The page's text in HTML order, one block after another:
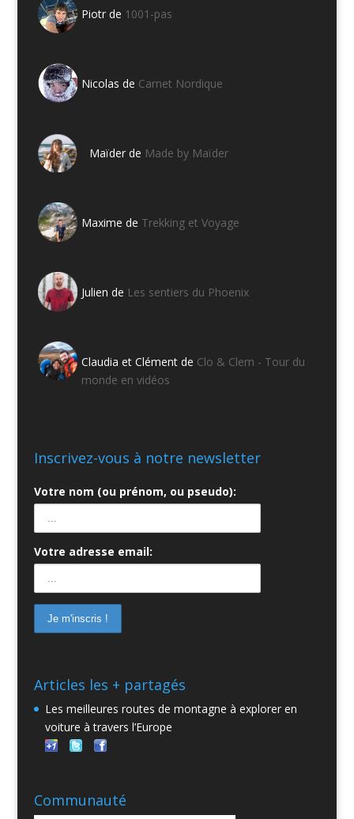
Piotr de 1001-pas
Nicolas de Carnet Nordique
Maïder de Made by Maïder
Maxime de Trekking et Voyage
Julien de Les sentiers du Phoenix
Claudia et Clément de Clo & Clem - Tour du
monde en vidéos
Inscrivez-vous à notre newsletter
Votre nom (ou prénom, ou pseudo):
Votre adresse email:
Articles les + partagés
Les meilleures routes de montagne à explorer en
voiture à travers l’Europe
Communauté